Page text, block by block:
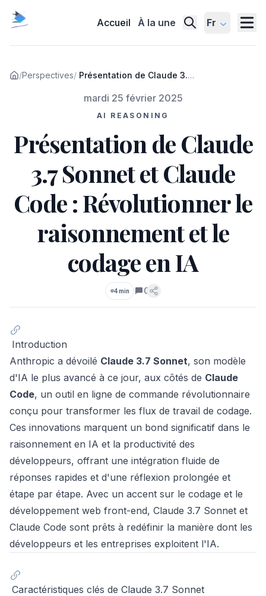
Accueil À la une Fr
/Perspectives/ Présentation de Claude 3.7
Révolutionner le
raisonnement et le codage
mardi 25 février 2025
AI REASONING
Présentation de Claude
3.7 Sonnet et Claude
Code : Révolutionner le
raisonnement et le
codage en IA
4 min 0
Commentaires
Introduction
Anthropic a dévoilé Claude 3.7 Sonnet, son modèle
d'IA le plus avancé à ce jour, aux côtés de Claude
Code, un outil en ligne de commande révolutionnaire
conçu pour transformer les flux de travail de codage.
Ces innovations marquent un bond significatif dans le
raisonnement en IA et la productivité des
développeurs, offrant une intégration fluide de
réponses rapides et d'une réflexion prolongée et
étape par étape. Avec un accent sur le codage et le
développement web front-end, Claude 3.7 Sonnet et
Claude Code sont prêts à redéfinir la manière dont les
développeurs et les entreprises exploitent l'IA.
Caractéristiques clés de Claude 3.7 Sonnet